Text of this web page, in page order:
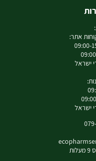
אתר:
ישראל
ישראל